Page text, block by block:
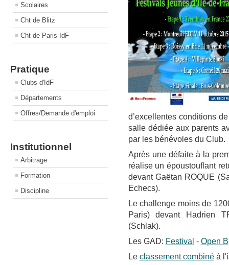
Scolaires
Cht de Blitz
Cht de Paris IdF
Pratique
Clubs d'IdF
Départements
Offres/Demande d'emploi
Institutionnel
Arbitrage
Formation
Discipline
d’excellentes conditions
salle dédiée aux parents
par les bénévoles du Club.
Après une défaite à la
réalise un époustouflant
devant Gaëtan ROQUE
Echecs).
Le challenge moins de
Paris) devant Hadrien
(Schlak).
Les GAD: Festival - Open B
Le classement combinéà